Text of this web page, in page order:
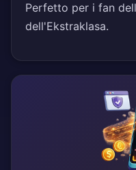
Perfetto per i fan
dell'Ekstraklasa.